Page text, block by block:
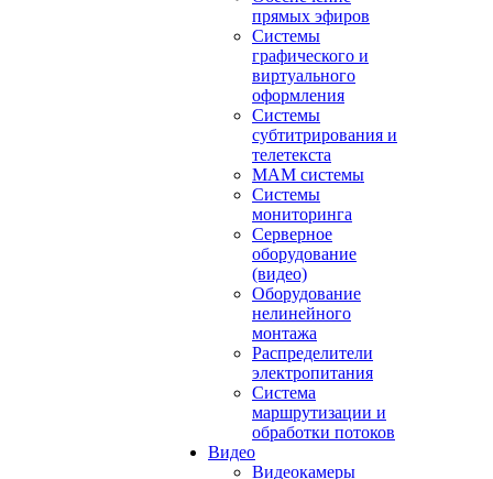
прямых эфиров
Системы
графического и
виртуального
оформления
Системы
субтитрирования и
телетекста
MAM системы
Системы
мониторинга
Серверное
оборудование
(видео)
Оборудование
нелинейного
монтажа
Распределители
электропитания
Система
маршрутизации и
обработки потоков
Видео
Видеокамеры